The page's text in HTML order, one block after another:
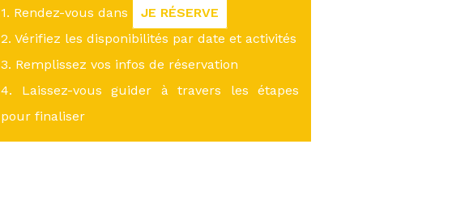
1. Rendez-vous dans
JE RÉSERVE
2. Vérifiez les disponibilités par date et activités
3. Remplissez vos infos de réservation
4. Laissez-vous guider à travers les étapes
pour finaliser